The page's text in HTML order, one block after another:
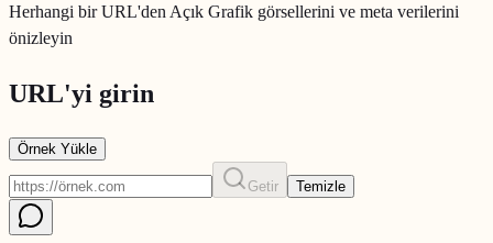
Herhangi bir URL'den Açık Grafik görsellerini ve meta verilerini
önizleyin
URL'yi girin
Örnek Yükle
Getir Temizle